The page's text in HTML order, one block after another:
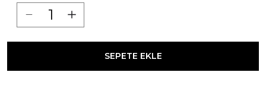
SEPETE EKLE